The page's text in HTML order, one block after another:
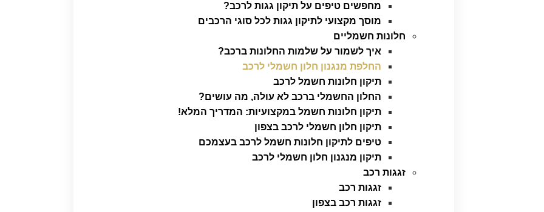
מחפשים טיפים על תיקון גגות לרכב?
מוסך מקצועי לתיקון גגות לכל סוגי הרכבים
חלונות חשמליים
איך לשמור על שלמות החלונות ברכב?
החלפת מנגנון חלון חשמלי לרכב
תיקון חלונות חשמל לרכב
החלון החשמלי ברכב לא עולה, מה עושים?
תיקון חלונות חשמל במקצועיות: המדריך המלא!
תיקון חלון חשמלי לרכב בצפון
טיפים לתיקון חלונות חשמל לרכב בעצמכם
תיקון מנגנון חלון חשמלי לרכב
זגגות רכב
זגגות רכב
זגגות רכב בצפון